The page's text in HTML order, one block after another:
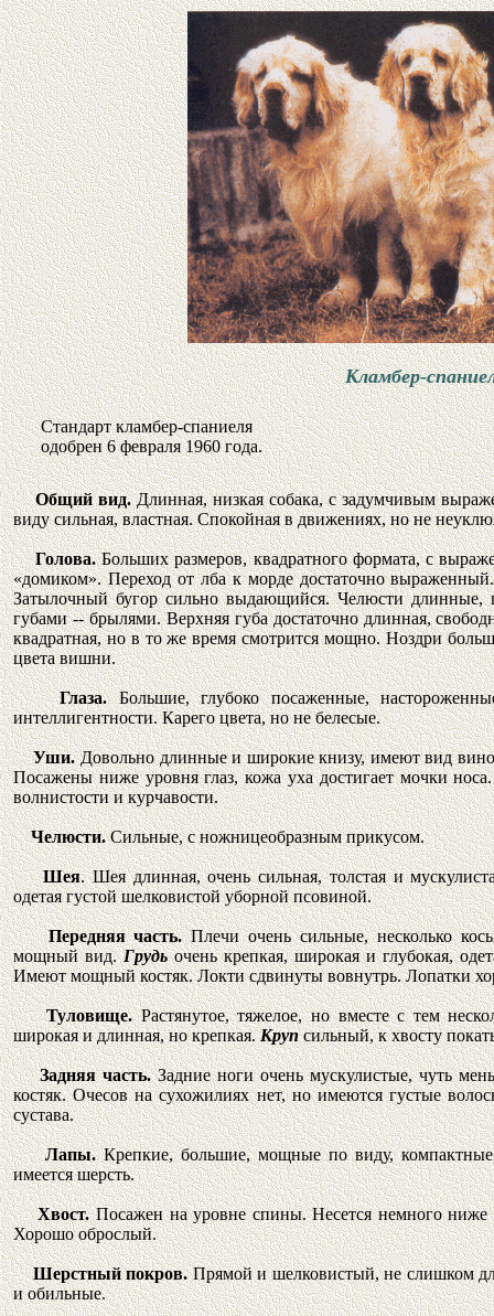
Кламбер-
Стандарт кламбер-спаниеля
одобрен 6 февраля 1960 года.
Общий вид.Длинная, низкая собака, с задумчивым
виду сильная, властная. Спокойная в движениях, но не
Голова.Больших размеров, квадратного формата, с
«домиком». Переход от лба к морде достаточно
Затылочный бугор сильно выдающийся. Челюсти
губами -- брылями. Верхняя губа достаточно длинная,
квадратная, но в то же время смотрится мощно. Ноздри
цвета вишни.
Глаза.Большие, глубоко посаженные,
интеллигентности. Карего цвета, но не белесые.
Уши.Довольно длинные и широкие книзу, имеют вид
Посажены ниже уровня глаз, кожа уха достигает мочки
волнистости и курчавости.
Челюсти.Сильные, с ножницеобразным прикусом.
Шея. Шея длинная, очень сильная, толстая и
одетая густой шелковистой уборной псовиной.
Передняя часть.Плечи очень сильные, несколько
мощный вид.Грудьочень крепкая, широкая и глубокая,
Имеют мощный костяк. Локти сдвинуты вовнутрь. Лопатки
Туловище.Растянутое, тяжелое, но вместе с тем
широкая и длинная, но крепкая.Крупсильный, к хвосту
Задняя часть.Задние ноги очень мускулистые, чуть
костяк. Очесов на сухожилиях нет, но имеются густые
сустава.
Лапы.Крепкие, большие, мощные по виду,
имеется шерсть.
Хвост.Посажен на уровне спины. Несется немного ниже
Хорошо оброслый.
Шерстный покров.Прямой и шелковистый, не слишком
и обильные.